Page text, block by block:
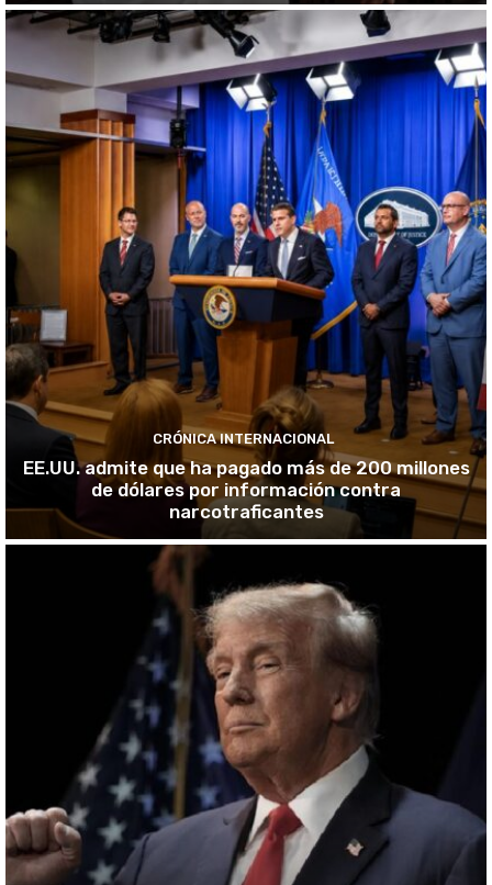
CRÓNICA INTERNACIONAL
EE.UU. admite que ha pagado más de 200 millones
de dólares por información contra
narcotraficantes